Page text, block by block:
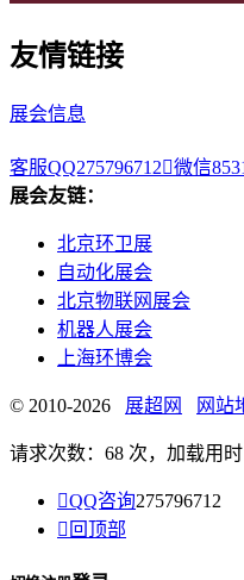
友情链接
展会信息
客服QQ275796712微信
展会友链：
北京环卫展
自动化展会
北京物联网展会
机器人展会
上海环博会
© 2010-2026 展超网 网站
请求次数：68 次，加载用
QQ咨询275796712
 回顶部